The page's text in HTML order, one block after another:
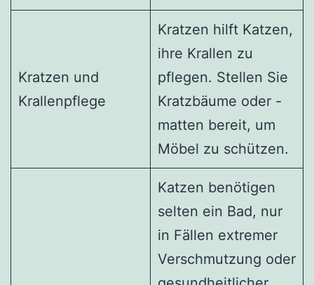
Kratzen und
Krallenpflege
Kratzen hilft Katzen,
ihre Krallen zu
pflegen. Stellen Sie
Kratzbäume oder -
matten bereit, um
Möbel zu schützen.
Katzen benötigen
selten ein Bad, nur
in Fällen extremer
Verschmutzung oder